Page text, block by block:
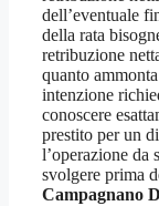
dell’eventuale
della rata
retribuzione
quanto
intenzione
conoscere
prestito per un
l’operazione da
svolgere prima
Campagnano